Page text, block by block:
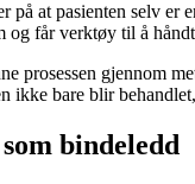
på at pasienten selv
og får verktøy til å
prosessen gjennom
ikke bare blir
bindeledd